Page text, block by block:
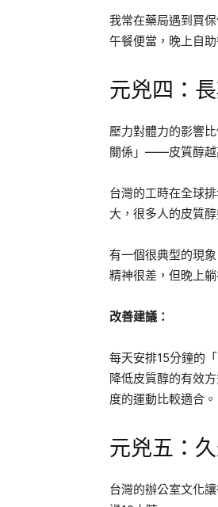
我常在藥局遇到買
午餐便當，晚上自
元兇四：
壓力對體力的影響
關係」——皮質醇越
台灣的工時在全球
大，很多人的皮質
有一個很典型的現
精神很差，但晚上
改善建議：
每天安排15分鐘的
降低皮質醇的有效
度的運動比較適合。
元兇五：
台灣的辦公室文化